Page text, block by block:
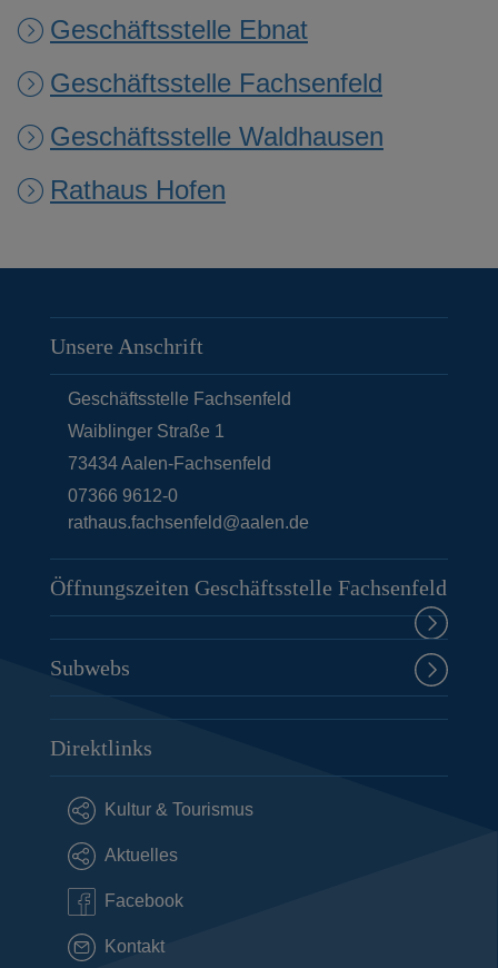
Geschäftsstelle Ebnat
Geschäftsstelle Fachsenfeld
Geschäftsstelle Waldhausen
Rathaus Hofen
Unsere Anschrift
Geschäftsstelle Fachsenfeld
Waiblinger Straße 1
73434Aalen-Fachsenfeld
07366 9612-0
rathaus.fachsenfeld@aalen.de
Öffnungszeiten Geschäftsstelle Fachsenfeld
Subwebs
Direktlinks
Kultur & Tourismus
Aktuelles
Facebook
Kontakt